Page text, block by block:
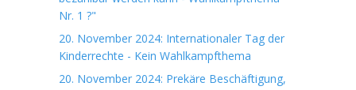
Nr. 1 ?"
20. November 2024: Internationaler Tag der
Kinderrechte - Kein Wahlkampfthema
20. November 2024: Prekäre Beschäftigung,